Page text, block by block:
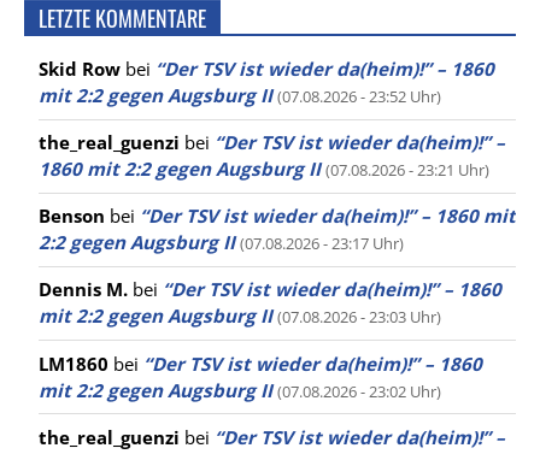
LETZTE KOMMENTARE
Skid Row bei “Der TSV ist wieder da(heim)!” – 1860
mit 2:2 gegen Augsburg II (07.08.2026 - 23:52 Uhr)
the_real_guenzi bei “Der TSV ist wieder da(heim)!” –
1860 mit 2:2 gegen Augsburg II (07.08.2026 - 23:21 Uhr)
Benson bei “Der TSV ist wieder da(heim)!” – 1860 mit
2:2 gegen Augsburg II (07.08.2026 - 23:17 Uhr)
Dennis M. bei “Der TSV ist wieder da(heim)!” – 1860
mit 2:2 gegen Augsburg II (07.08.2026 - 23:03 Uhr)
LM1860 bei “Der TSV ist wieder da(heim)!” – 1860
mit 2:2 gegen Augsburg II (07.08.2026 - 23:02 Uhr)
the_real_guenzi bei “Der TSV ist wieder da(heim)!” –